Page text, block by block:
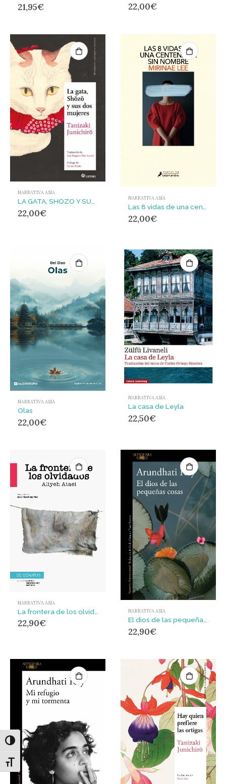
Alternar alto contraste
Alternar tamaño de letra
21,95€ 22,00€
NARRATIVA ASIA
LA GATA, SHOZO Y SUS DOS MUJERES
22,00€
NARRATIVA ASIA
Las 8 vidas de una centenaria sin nombre
22,00€
NARRATIVA ASIA
Olas
22,00€
NARRATIVA ASIA
La casa de Leyla
22,50€
NARRATIVA ASIA
22,90€
NARRATIVA ASIA
El dios de las pequeñas cosas
22,90€